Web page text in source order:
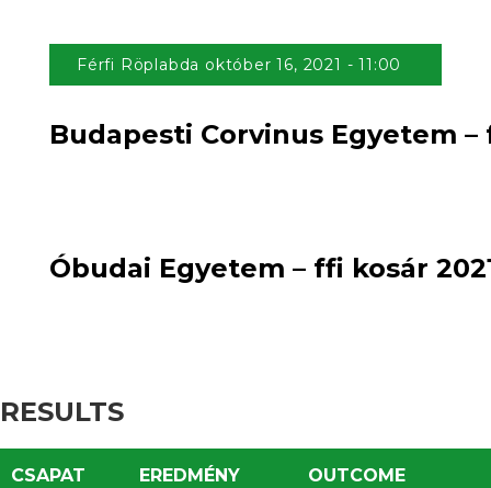
Férfi Röplabda október 16, 2021 - 11:00
Budapesti Corvinus Egyetem –
Óbudai Egyetem – ffi kosár
RESULTS
CSAPAT EREDMÉNY OUTCOME